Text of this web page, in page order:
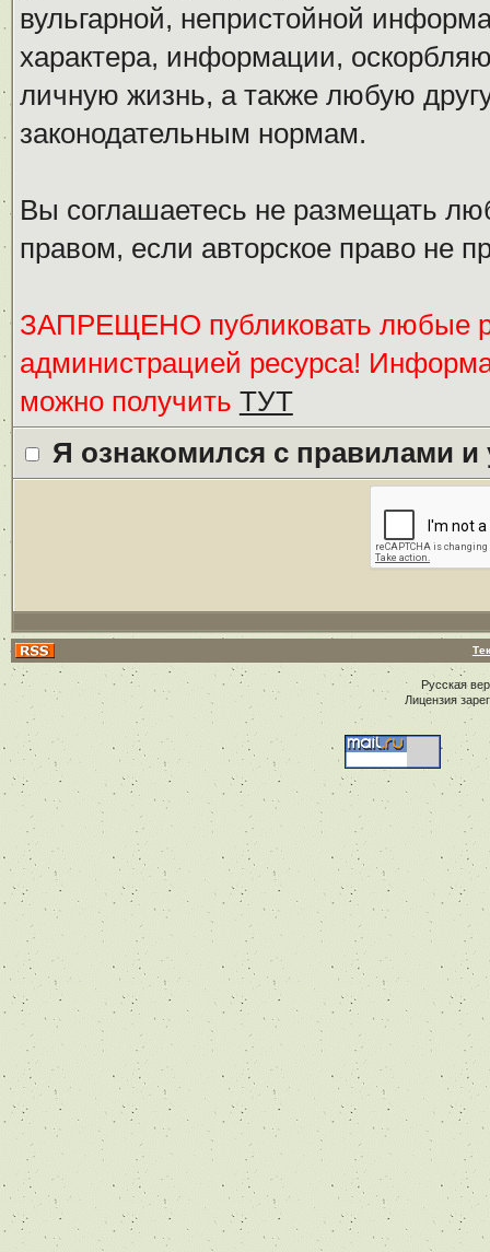
вульгарной, непристойной
характера, информации,
личную жизнь, а также любую
законодательным нормам.
Вы соглашаетесь не размещать
правом, если авторское право не
ЗАПРЕЩЕНО публиковать любые
администрацией ресурса!
можно получить ТУТ
Я ознакомился с правилами
Русская
Лицензия